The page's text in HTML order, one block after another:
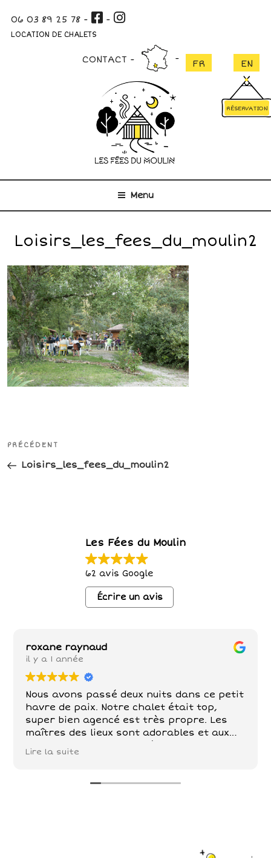
au
contenu
06 03 89 25 78- -
LOCATION DE CHALETS
CONTACT
Menu
RÉSERVATION
Loisirs_les_fees_du_moulin2
Navigation
l’article
Article
précédent
PRÉCÉDENT
Loisirs_les_fees_du_moulin2
Les Fées du Moulin
62 avis Google
Écrire un avis
roxane raynaud
il y a 1 année
Nous avons passé deux nuits dans ce petit
havre de paix. Notre chalet était top,
super bien agencé est très propre. Les
maîtres des lieux sont adorables et aux
chats sont nos compagnons dans ce petit
Lire la suite